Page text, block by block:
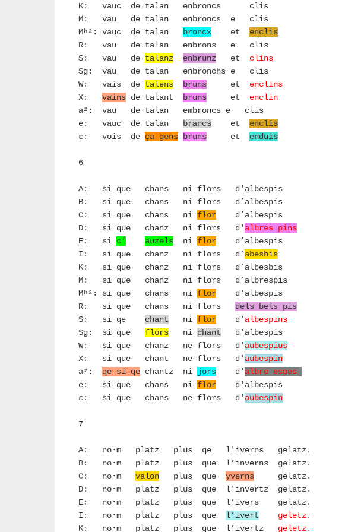
K: vauc de talan enbroncs clis
M: vau de talan enbroncs e clis
Mʰ²: vauc de talan broncx et enclis
R: vau de talan enbrons e clis
S: vau de talanz enbrunz et clins
Sg: vau de talan enbronchs e clis
W: vais de talens bruns et enclins
X: vains de talant bruns et enclin
a²: vau de talan embroncs e clis
e: vauc de talan brancs et enclis
ε: vois de ça gens bruns et enduis
6
A: si que chans ni flors d'albespis
B: si que chans ni flors d’albespis
C: si que chans ni flor d’albespis
D: si que chanz ni flors d' albres pins
E: si c’ auzels ni flor d’albespis
I: si que chanz ni flors d’abesbis
K: si que chanz ni flors d’albesbis
M: si que chanz ni flors d’albrespis
Mʰ²: si que chans ni flor d'albespis
R: si que chans ni flors dels bels pis
S: si qe chant ni flor d' albespins
Sg: si que flors ni chant d'albespis
W: si que chanz ne flors d' aubespius
X: si que chant ne flors d' aubespin
a²: qe si qe chantz ni jors d' albre espes
e: si que chans ni flor d'albespis
ε: si que chans ne flors d' aubespin
7
A: no·m platz plus qe l'iverns gelatz.
B: no·m platz plus que l’inverns gelatz.
C: no·m valon plus que yverns gelatz.
D: no·m platz plus que l'invertz gelatz.
E: no·m platz plus que l’ivers gelatz.
I: no·m platz plus que l’ivert geletz.
K: no·m platz plus que l’ivertz geletz.